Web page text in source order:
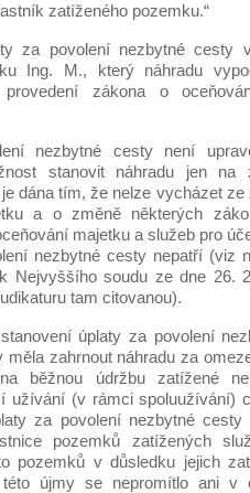
zatíženého pozemku.“
za povolení nezbytné cesty
Ing. M., který náhradu
zákona o
nezbytné cesty není
stanovit náhradu jen na
dána tím, že nelze vycházet
a o změně některých
majetku a služeb pro
nezbytné cesty nepatří (viz
Nejvyššího soudu ze dne 26.
tam citovanou).
úplaty za povolení
měla zahrnout náhradu za
běžnou údržbu zatížené
užívání (v rámci spoluužívání)
za povolení nezbytné
pozemků zatížených
pozemků v důsledku jejich
této újmy se nepromítlo ani v